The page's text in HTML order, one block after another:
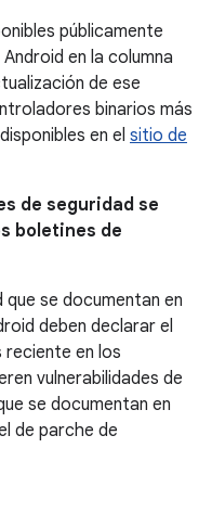
públicamente
en la columna
de ese
binarios más
en el sitio de
de seguridad se
boletines de
que se documentan en
deben declarar el
reciente en los
vulnerabilidades de
se documentan en
de parche de